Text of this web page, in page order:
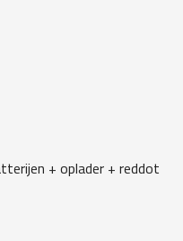
+ oplader + reddot